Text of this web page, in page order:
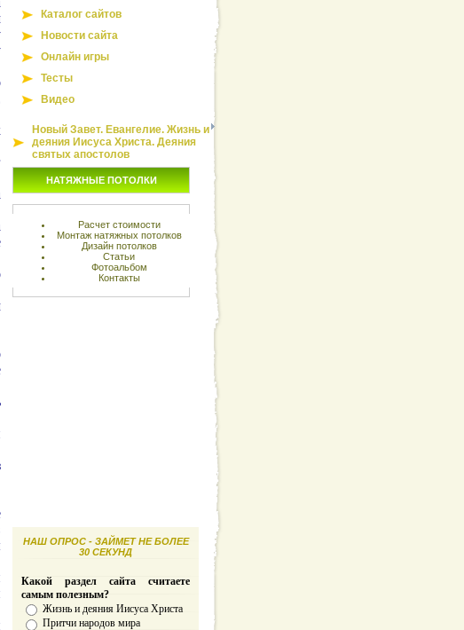
Каталог сайтов
Новости сайта
Онлайн игры
Тесты
Видео
Новый Завет. Евангелие. Жизнь и
деяния Иисуса Христа. Деяния
святых апостолов
НАТЯЖНЫЕ ПОТОЛКИ
Расчет стоимости
Монтаж натяжных потолков
Дизайн потолков
Статьи
Фотоальбом
Контакты
НАШ ОПРОС - ЗАЙМЕТ НЕ БОЛЕЕ
30 СЕКУНД
Какой раздел сайта считаете
самым полезным?
Жизнь и деяния Иисуса Христа
Притчи народов мира